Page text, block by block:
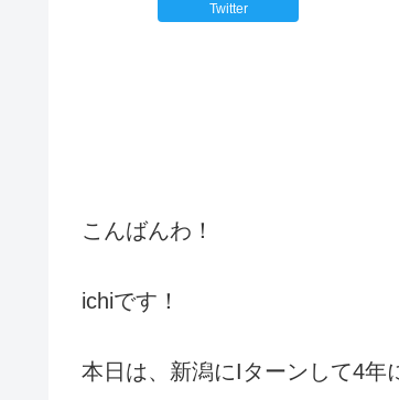
Twitter
こんばんわ！
ichiです！
本日は、新潟にIターンして4年